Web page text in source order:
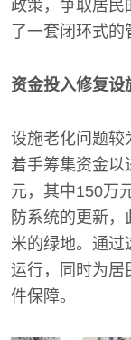
政策，争取居民
了一套闭环式的
资金投入修复设
设施老化问题较
着手筹集资金以
元，其中150万
防系统的更新
米的绿地。通过
运行，同时为居
件保障。